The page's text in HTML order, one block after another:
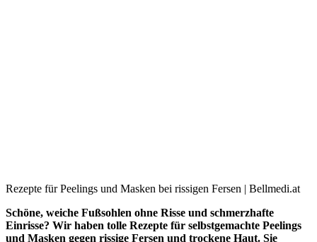
Rezepte für Peelings und Masken bei rissigen Fersen | Bellmedi.at
Schöne, weiche Fußsohlen ohne Risse und schmerzhafte
Einrisse? Wir haben tolle Rezepte für selbstgemachte Peelings
und Masken gegen rissige Fersen und trockene Haut. Sie